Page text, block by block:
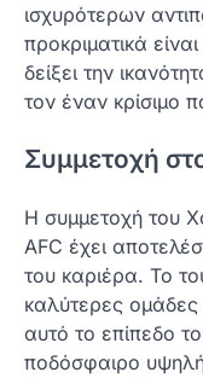
ισχυρότερων
προκριματικά
δείξει την
τον έναν κρίσιμο
Συμμετοχή
Η συμμετοχή του
AFC έχει
του καριέρα. Το
καλύτερες ομάδες
αυτό το επίπεδο
ποδόσφαιρο